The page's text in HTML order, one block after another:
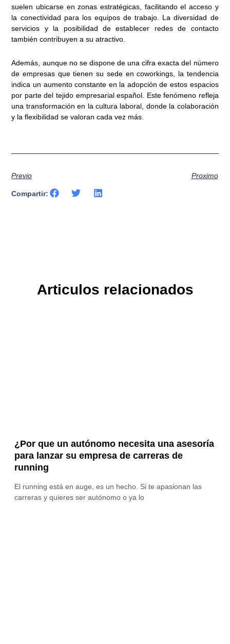
suelen ubicarse en zonas estratégicas, facilitando el acceso y
la conectividad para los equipos de trabajo. La diversidad de
servicios y la posibilidad de establecer redes de contacto
también contribuyen a su atractivo.
Además, aunque no se dispone de una cifra exacta del número
de empresas que tienen su sede en coworkings, la tendencia
indica un aumento constante en la adopción de estos espacios
por parte del tejido empresarial español. Este fenómeno refleja
una transformación en la cultura laboral, donde la colaboración
y la flexibilidad se valoran cada vez más.
Previo Proximo
Compartir:
Articulos relacionados
¿Por que un autónomo necesita una asesoría
para lanzar su empresa de carreras de
running
El running está en auge, es un hecho. Si te apasionan las
carreras y quieres ser autónomo o ya lo